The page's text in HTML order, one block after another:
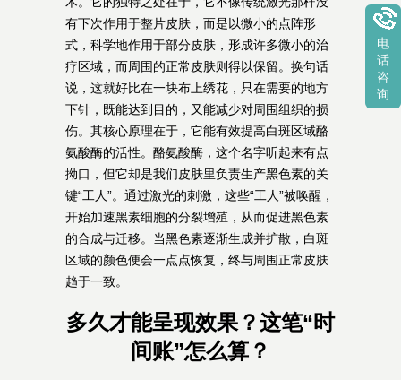
有下次作用于整片皮肤，而是以微小的点阵形
式，科学地作用于部分皮肤，形成许多微小的治
疗区域，而周围的正常皮肤则得以保留。换句话
说，这就好比在一块布上绣花，只在需要的地方
下针，既能达到目的，又能减少对周围组织的损
伤。其核心原理在于，它能有效提高白斑区域酪
氨酸酶的活性。酪氨酸酶，这个名字听起来有点
拗口，但它却是我们皮肤里负责生产黑色素的关
键“工人”。通过激光的刺激，这些“工人”被唤醒，
开始加速黑素细胞的分裂增殖，从而促进黑色素
的合成与迁移。当黑色素逐渐生成并扩散，白斑
区域的颜色便会一点点恢复，终与周围正常皮肤
趋于一致。
多久才能呈现效果？这笔“时
间账”怎么算？
电
话
咨
询